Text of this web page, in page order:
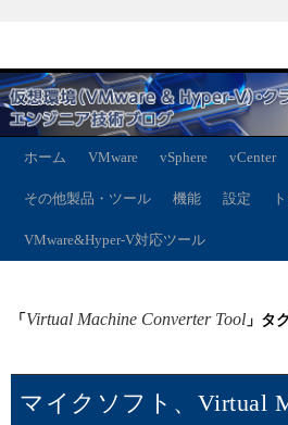
ホーム VMware vSphere vCenter
その他製品・ツール 機能 設定
VMware&Hyper-V対応ツール
「Virtual Machine Converter Tool 」タ
マイクソフト、Virtual